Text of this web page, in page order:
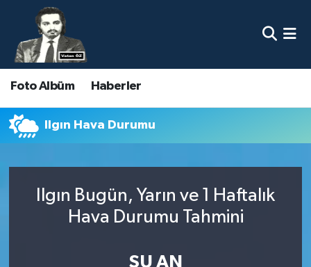
Foto Albüm Haberler
Ilgın Hava Durumu
Ilgın Bugün, Yarın ve 1 Haftalık
Hava Durumu Tahmini
ŞU AN
Nöbetçi Eczaneler
Hava Durumu
Namaz Vakitleri
Süper Lig Puan Durumu ve Fikstür